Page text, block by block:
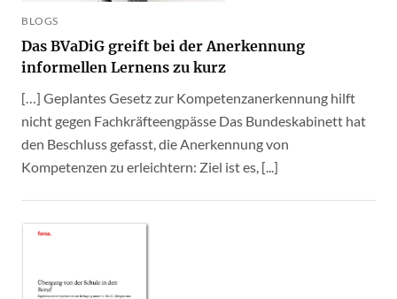
BLOGS
Das BVaDiG greift bei der Anerkennung
informellen Lernens zu kurz
[…] Geplantes Gesetz zur Kompetenzanerkennung hilft
nicht gegen Fachkräfteengpässe Das Bundeskabinett hat
den Beschluss gefasst, die Anerkennung von
Kompetenzen zu erleichtern: Ziel ist es, [...]